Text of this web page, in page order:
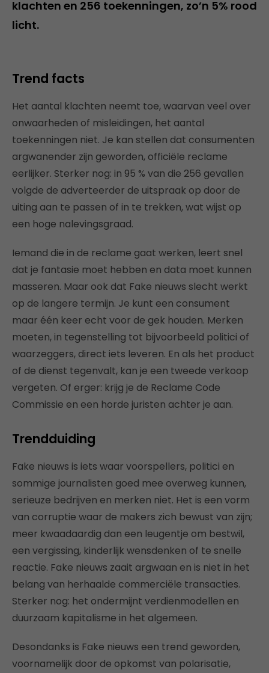
klachten en 256 toekenningen, zo’n 5% rood
licht.
Trend facts
Het aantal klachten neemt toe, waarvan veel over
onwaarheden of misleidingen, het aantal
toekenningen niet. Je kan stellen dat consumenten
argwanender zijn geworden, officiële reclame
eerlijker. Sterker nog: in 95 % van die 256 gevallen
volgde de adverteerder de uitspraak op door de
uiting aan te passen of in te trekken, wat wijst op
een hoge nalevingsgraad.
Iemand die in de reclame gaat werken, leert snel
dat je fantasie moet hebben en data moet kunnen
masseren. Maar ook dat Fake nieuws slecht werkt
op de langere termijn. Je kunt een consument
maar één keer echt voor de gek houden. Merken
moeten, in tegenstelling tot bijvoorbeeld politici of
waarzeggers, direct iets leveren. En als het product
of de dienst tegenvalt, kan je een tweede verkoop
vergeten. Of erger: krijg je de Reclame Code
Commissie en een horde juristen achter je aan.
Trendduiding
Fake nieuws is iets waar voorspellers, politici en
sommige journalisten goed mee overweg kunnen,
serieuze bedrijven en merken niet. Het is een vorm
van corruptie waar de makers zich bewust van zijn;
meer kwaadaardig dan een leugentje om bestwil,
een vergissing, kinderlijk wensdenken of te snelle
reactie. Fake nieuws zaait argwaan en is niet in het
belang van herhaalde commerciële transacties.
Sterker nog: het ondermijnt verdienmodellen en
duurzaam kapitalisme in het algemeen.
Desondanks is Fake nieuws een trend geworden,
voornamelijk door de opkomst van polarisatie,